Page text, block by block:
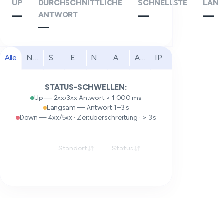
UP
—
DURCHSCHNITTLICHE
ANTWORT
—
SCHNELLSTE
— —
Alle NordamerikaSüdamerikaEuropaNaher Osten
Afrika Asien-Pazifik
IPv6
STATUS-SCHWELLEN:
Up — 2xx/3xx Antwort < 1 000 ms
Langsam — Antwort 1–3 s
Down — 4xx/5xx · Zeitüberschreitung · > 3 s
Standort Status